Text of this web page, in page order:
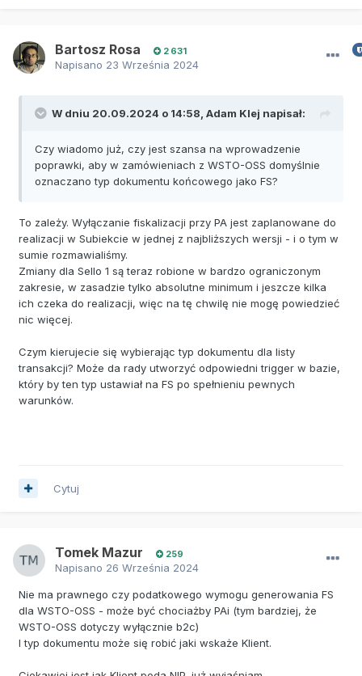
Bartosz Rosa 2 631
Napisano 23 Września 2024
W dniu 20.09.2024 o 14:58, Adam Klej napisał:
Czy wiadomo już, czy jest szansa na wprowadzenie
poprawki, aby w zamówieniach z WSTO-OSS domyślnie
oznaczano typ dokumentu końcowego jako FS?
To zależy. Wyłączanie fiskalizacji przy PA jest zaplanowane do
realizacji w Subiekcie w jednej z najbliższych wersji - i o tym w
sumie rozmawialiśmy.
Zmiany dla Sello 1 są teraz robione w bardzo ograniczonym
zakresie, w zasadzie tylko absolutne minimum i jeszcze kilka
ich czeka do realizacji, więc na tę chwilę nie mogę powiedzieć
nic więcej.
Czym kierujecie się wybierając typ dokumentu dla listy
transakcji? Może da rady utworzyć odpowiedni trigger w bazie,
który by ten typ ustawiał na FS po spełnieniu pewnych
warunków.
Cytuj
Tomek Mazur 259
Napisano 26 Września 2024
Nie ma prawnego czy podatkowego wymogu generowania FS
dla WSTO-OSS - może być chociażby PAi (tym bardziej, że
WSTO-OSS dotyczy wyłącznie b2c)
I typ dokumentu może się robić jaki wskaże Klient.